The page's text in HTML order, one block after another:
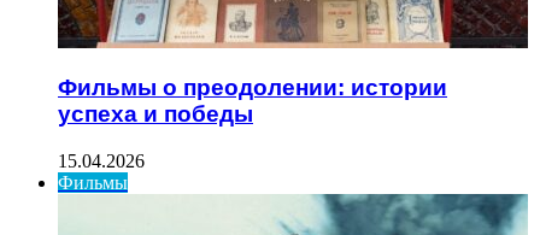
Фильмы о преодолении: истории
успеха и победы
15.04.2026
Фильмы